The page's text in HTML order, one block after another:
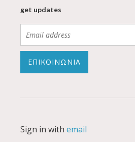
get updates
ΕΠΙΚΟΙΝΩΝΙΑ
Sign in withemail